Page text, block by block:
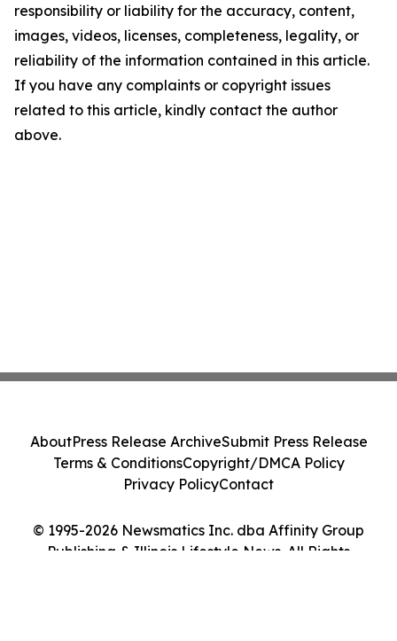
responsibility or liability for the accuracy, content,
images, videos, licenses, completeness, legality, or
reliability of the information contained in this article.
If you have any complaints or copyright issues
related to this article, kindly contact the author
above.
© 1995-2026 Newsmatics Inc. dba Affinity Group
Publishing & Illinois Lifestyle News. All Rights
AboutPress Release ArchiveSubmit Press Release
Terms & ConditionsCopyright/DMCA Policy
Privacy PolicyContact